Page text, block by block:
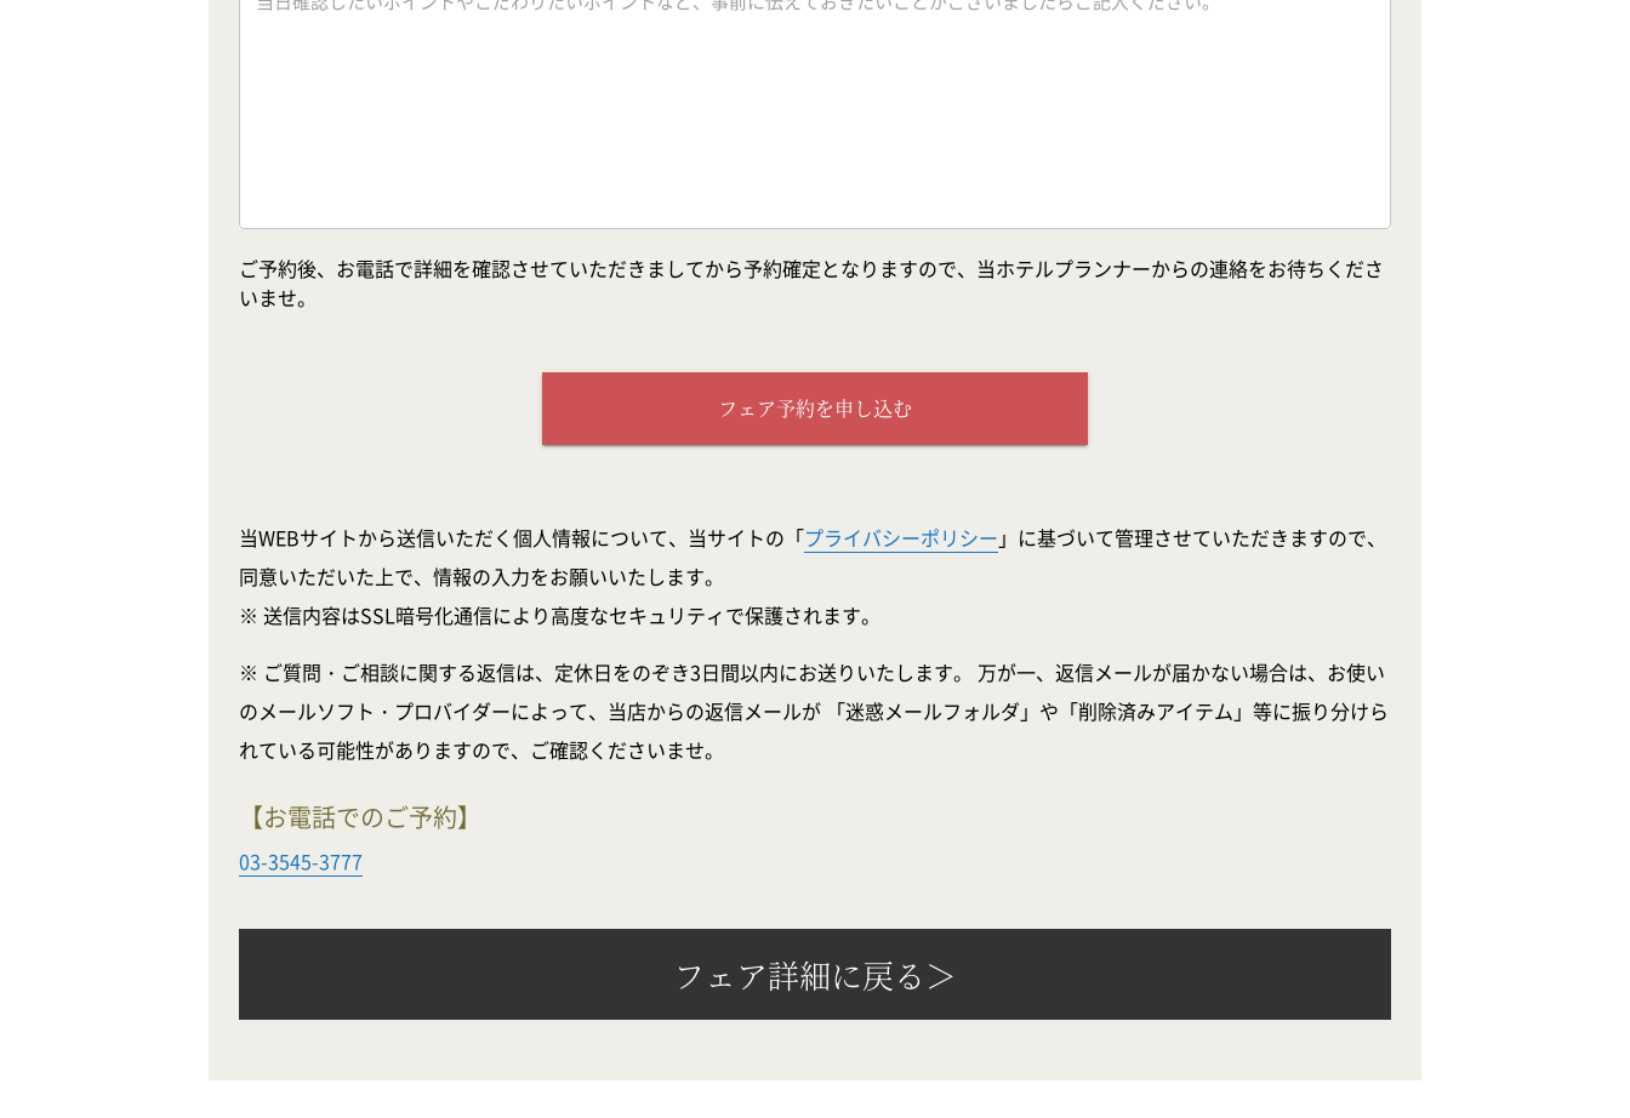
ご予約後、お電話で詳細を確認させていただきましてから予約確定となりますので、当ホテルプランナーからの連絡をお待ちくださ
いませ。
フェア予約を申し込む
当WEBサイトから送信いただく個人情報について、当サイトの「プライバシーポリシー 」に基づいて管理させていただきますので、
同意いただいた上で、情報の入力をお願いいたします。
※ 送信内容はSSL暗号化通信により高度なセキュリティで保護されます。
※ ご質問・ご相談に関する返信は、定休日をのぞき3日間以内にお送りいたします。 万が一、返信メールが届かない場合は、お使い
のメールソフト・プロバイダーによって、当店からの返信メールが 「迷惑メールフォルダ」や「削除済みアイテム」等に振り分けら
れている可能性がありますので、ご確認くださいませ。
【お電話でのご予約】
03-3545-3777
フェア詳細に戻る＞